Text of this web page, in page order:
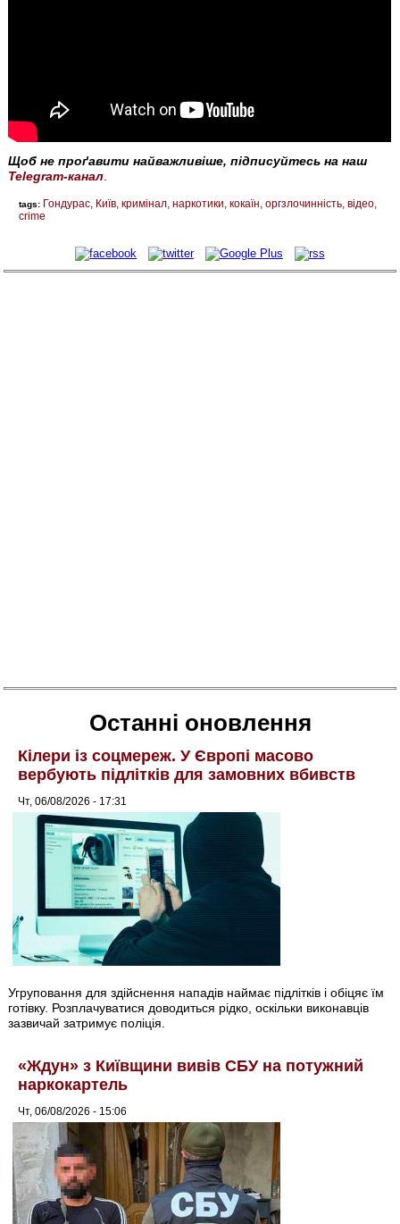
Щоб не проґавити найважливіше, підписуйтесь на наш
Telegram-канал
tags: Гондурас Київ кримінал наркотики кокаїн оргзлочинність відео
crime
Останні оновлення
Кілери із соцмереж. У Європі масово
вербують підлітків для замовних вбивств
Чт, 06/08/2026 - 17:31
Угруповання для здійснення нападів наймає підлітків і обіцяє їм
готівку. Розплачуватися доводиться рідко, оскільки виконавців
зазвичай затримує поліція.
«Ждун» з Київщини вивів СБУ на потужний
наркокартель
Чт, 06/08/2026 - 15:06